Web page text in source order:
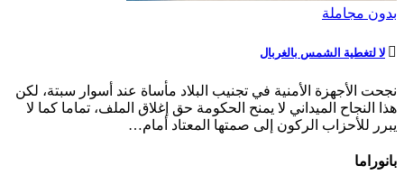
بدون مجاملة
لا لتغطية الشمس بالغربال
نجحت الأجهزة الأمنية في تجنيب البلاد مأساة عند أسوار سبتة، لكن
هذا النجاح الميداني لا يمنح الحكومة حق إغلاق الملف، تماما كما لا
يبرر للأحزاب الركون إلى صمتها المعتاد أمام…
بانوراما